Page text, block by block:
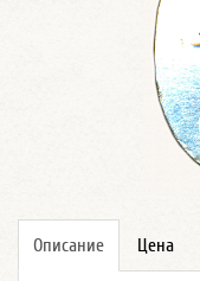
Описание Цена